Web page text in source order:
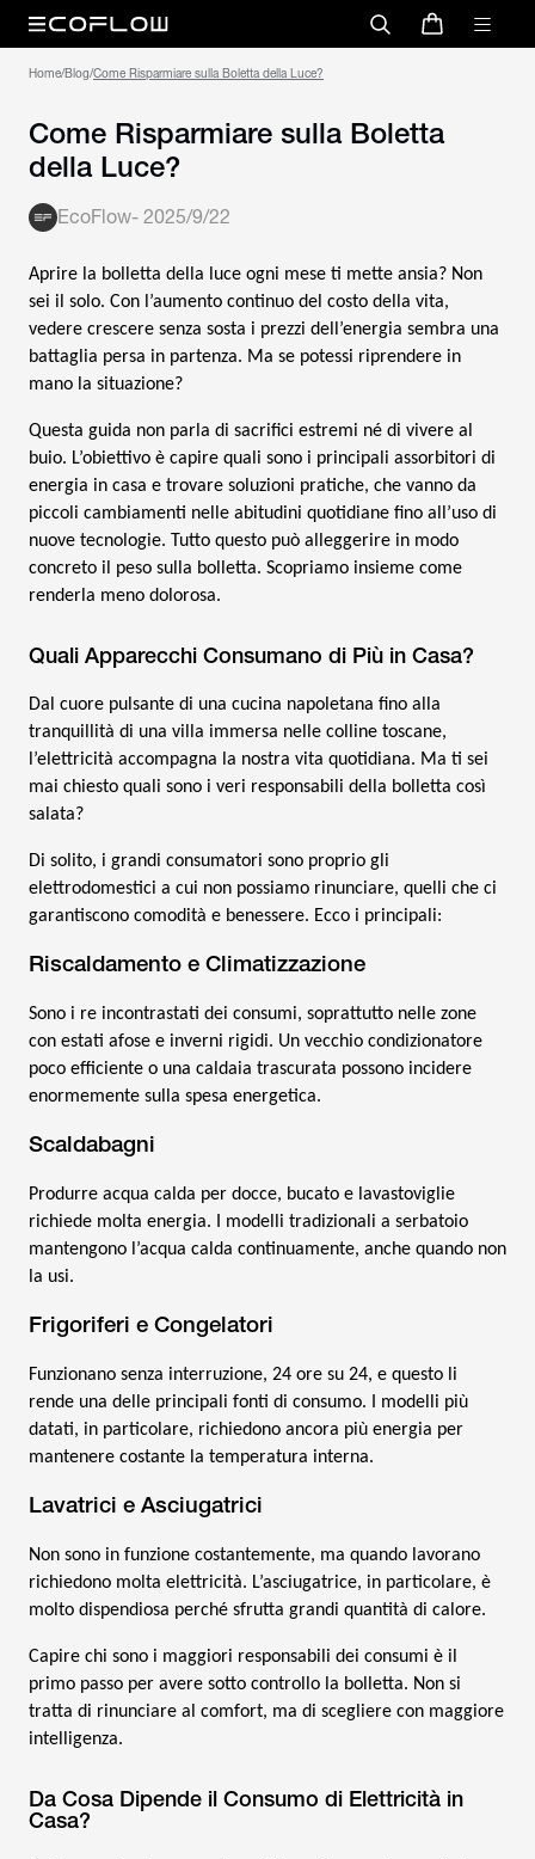
Home/Blog/
Come Risparmiare sulla Boletta
della Luce?
EcoFlow- 2025/9/22
Aprire la bolletta della luce ogni mese ti mette ansia? Non
sei il solo. Con l’aumento continuo del costo della vita,
vedere crescere senza sosta i prezzi dell’energia sembra una
battaglia persa in partenza. Ma se potessi riprendere in
mano la situazione?
Questa guida non parla di sacrifici estremi né di vivere al
buio. L’obiettivo è capire quali sono i principali assorbitori di
energia in casa e trovare soluzioni pratiche, che vanno da
piccoli cambiamenti nelle abitudini quotidiane fino all’uso di
nuove tecnologie. Tutto questo può alleggerire in modo
concreto il peso sulla bolletta. Scopriamo insieme come
renderla meno dolorosa.
Quali Apparecchi Consumano di Più in Casa?
Dal cuore pulsante di una cucina napoletana fino alla
tranquillità di una villa immersa nelle colline toscane,
l’elettricità accompagna la nostra vita quotidiana. Ma ti sei
mai chiesto quali sono i veri responsabili della bolletta così
salata?
Di solito, i grandi consumatori sono proprio gli
elettrodomestici a cui non possiamo rinunciare, quelli che ci
garantiscono comodità e benessere. Ecco i principali:
Riscaldamento e Climatizzazione
Sono i re incontrastati dei consumi, soprattutto nelle zone
con estati afose e inverni rigidi. Un vecchio condizionatore
poco efficiente o una caldaia trascurata possono incidere
enormemente sulla spesa energetica.
Scaldabagni
Produrre acqua calda per docce, bucato e lavastoviglie
richiede molta energia. I modelli tradizionali a serbatoio
mantengono l’acqua calda continuamente, anche quando non
la usi.
Frigoriferi e Congelatori
Funzionano senza interruzione, 24 ore su 24, e questo li
rende una delle principali fonti di consumo. I modelli più
datati, in particolare, richiedono ancora più energia per
mantenere costante la temperatura interna.
Lavatrici e Asciugatrici
Non sono in funzione costantemente, ma quando lavorano
richiedono molta elettricità. L’asciugatrice, in particolare, è
molto dispendiosa perché sfrutta grandi quantità di calore.
Capire chi sono i maggiori responsabili dei consumi è il
primo passo per avere sotto controllo la bolletta. Non si
tratta di rinunciare al comfort, ma di scegliere con maggiore
intelligenza.
Da Cosa Dipende il Consumo di Elettricità in
Casa?